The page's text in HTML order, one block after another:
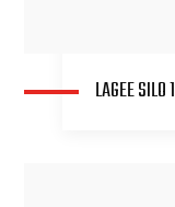
LAGEE SILO 1